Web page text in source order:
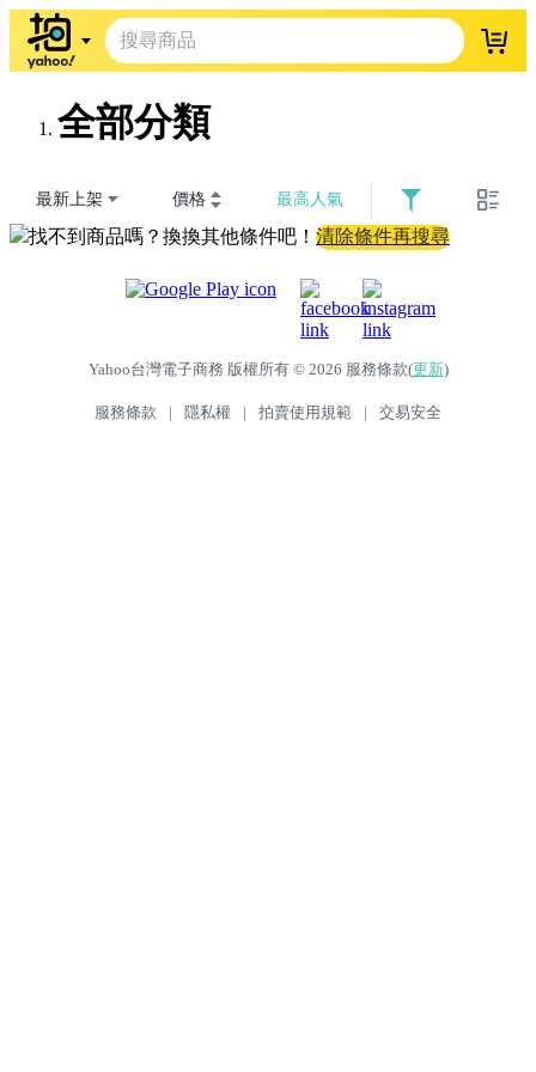
登入
全部分類
最新上架 價格 最高人氣
找不到商品嗎？換換其他條件吧！ 清除條件再搜尋
Yahoo台灣電子商務 版權所有 © 2026 服務條款(更新)
服務條款 | 隱私權 | 拍賣使用規範 | 交易安全